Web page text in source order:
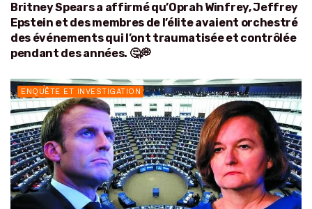
Britney Spears a affirmé qu’Oprah Winfrey, Jeffrey
Epstein et des membres de l’élite avaient orchestré
des événements qui l’ont traumatisée et contrôlée
pendant des années. 🤔💭
ENQUÊTE ET INVESTIGATION